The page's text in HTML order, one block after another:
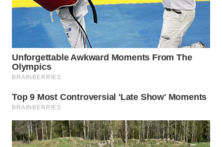
BEKASI
WN
WN
DEPOK
WN
UTARA